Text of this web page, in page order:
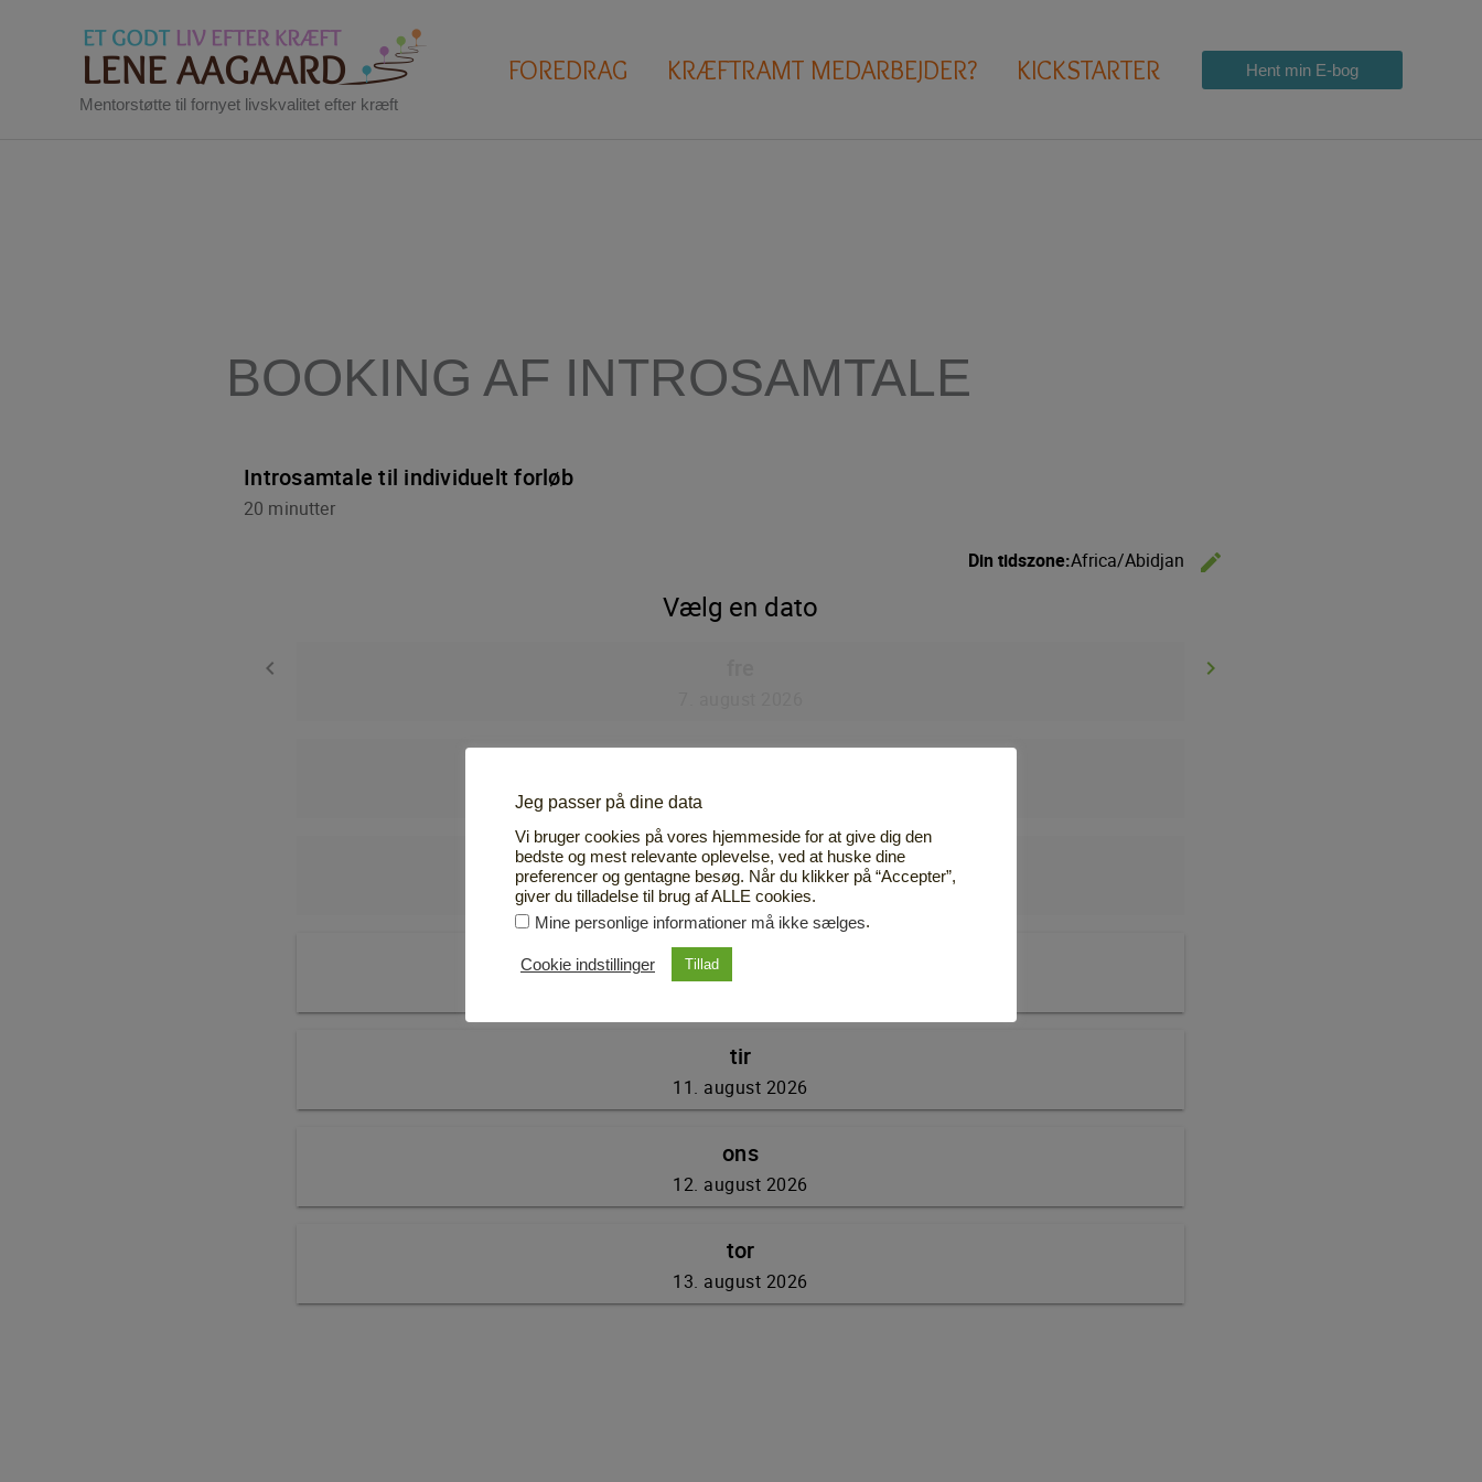
indholdetMentorstøtte til fornyet livskvalitet efter kræft
FOREDRAG KRÆFTRAMT MEDARBEJDER? KICKSTARTER Hent min E-bog
BOOKING AF INTROSAMTALE
Jeg passer på dine data
Vi bruger cookies på vores hjemmeside for at give dig den
bedste og mest relevante oplevelse, ved at huske dine
preferencer og gentagne besøg. Når du klikker på “Accepter”,
giver du tilladelse til brug af ALLE cookies.
Mine personlige informationer må ikke sælges.
Cookie indstillinger Tillad